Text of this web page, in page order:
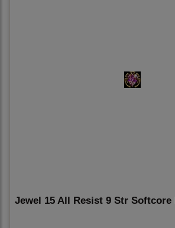
Jewel 15 All Resist 9 Str Softcore